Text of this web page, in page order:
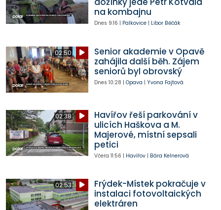
na kombajnu
Dnes 9:16 | Palkovice| Libor Běčák
02:50
Senior akademie v Opavě
zahájila další běh. Zájem
seniorů byl obrovský
Dnes 10:28 | Opava | Yvona Fajtová
02:38
Havířov řeší parkování v
ulicích Haškova a M.
Majerové, místní sepsali
petici
Včera 11:56 | Havířov| Bára Kelnerová
02:53
Frýdek-Místek pokračuje v
instalaci fotovoltaických
elektráren